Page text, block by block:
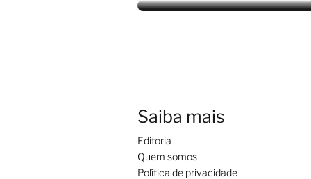
Saiba mais
Editoria
Quem somos
Política de privacidade